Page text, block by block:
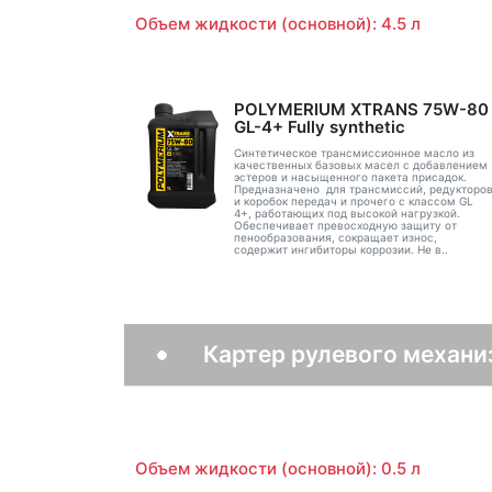
Объем жидкости (основной): 4.5 л
POLYMERIUM XTRANS 75W-80
GL-4+ Fully synthetic
Синтетическое трансмиссионное масло из
качественных базовых масел с добавлением
эстеров и насыщенного пакета присадок.
Предназначено для трансмиссий, редукторов
и коробок передач и прочего с классом GL
4+, работающих под высокой нагрузкой.
Обеспечивает превосходную защиту от
пенообразования, сокращает износ,
содержит ингибиторы коррозии. Не в..
Картер рулевого
Объем жидкости (основной): 0.5 л